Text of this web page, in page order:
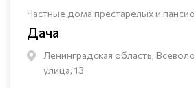
Частные дома престарелых и
Дача
Ленинградская область,
улица, 13